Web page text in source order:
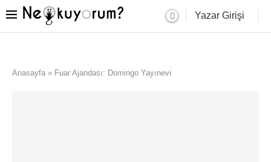
Yazar Girişi
Anasayfa » Fuar Ajandası: Domingo Yayınevi